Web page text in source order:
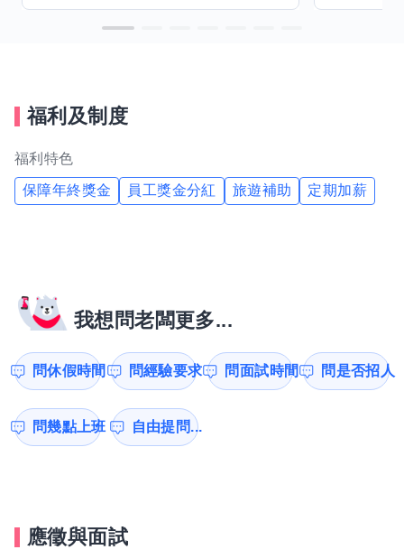
福利及制度
福利特色
保障年終獎金 員工獎金分紅 旅遊補助 定期加薪
我想問老闆更多...
問休假時間 問經驗要求 問面試時間 問是否招人
問幾點上班 自由提問...
應徵與面試